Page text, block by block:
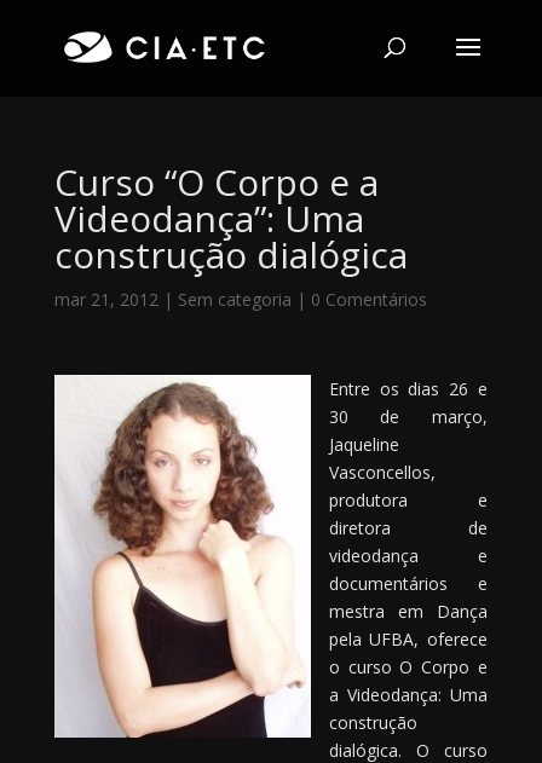
Curso “O Corpo e a
Videodança”: Uma
construção dialógica
mar 21, 2012| Sem categoria | 0 Comentários
Entre os dias 26 e
30 de março,
Jaqueline
Vasconcellos,
produtora e
diretora de
videodança e
documentários e
mestra em Dança
pela UFBA, oferece
o curso O Corpo e
a Videodança: Uma
construção
dialógica. O curso